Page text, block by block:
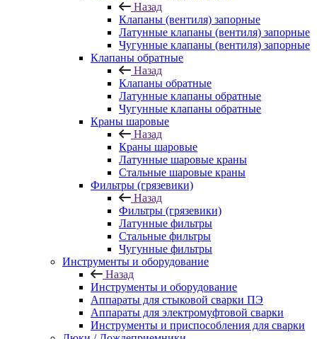
Назад
Клапаны (вентиля) запорные
Латунные клапаны (вентиля) запорные
Чугунные клапаны (вентиля) запорные
Клапаны обратные
Назад
Клапаны обратные
Латунные клапаны обратные
Чугунные клапаны обратные
Краны шаровые
Назад
Краны шаровые
Латунные шаровые краны
Стальные шаровые краны
Фильтры (грязевики)
Назад
Фильтры (грязевики)
Латунные фильтры
Стальные фильтры
Чугунные фильтры
Инструменты и оборудование
Назад
Инструменты и оборудование
Аппараты для стыковой сварки ПЭ
Аппараты для электромуфтовой сварки
Инструменты и приспособления для сварки